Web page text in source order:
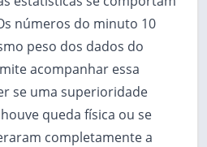
números do minuto 10
peso dos dados do
acompanhar essa
se uma superioridade
queda física ou se
completamente a